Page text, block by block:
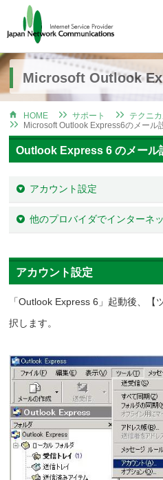
Microsoft Outlook
HOME サポート
テクニ
Microsoft Outlook Express6のメール
Outlook Express 6 のメール
アカウント設定
他のプロバイダでインターネ
アカウント設定
「Outlook Express 6」起動後、
択します。